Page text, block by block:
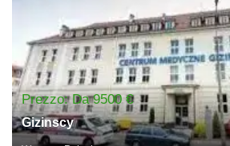
Prezzo: Da 9500 €
Gizinscy